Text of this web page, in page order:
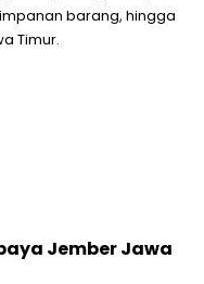
barang, hingga
Timur.
Jember Jawa